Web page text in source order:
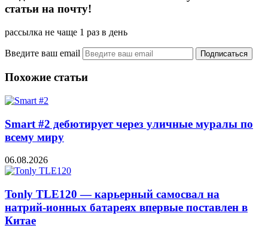
статьи на почту!
рассылка не чаще 1 раз в день
Введите ваш email
Похожие статьи
Smart #2 дебютирует через уличные муралы по
всему миру
06.08.2026
Tonly TLE120 — карьерный самосвал на
натрий-ионных батареях впервые поставлен в
Китае